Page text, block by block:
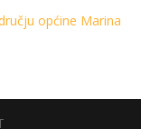
općine Marina